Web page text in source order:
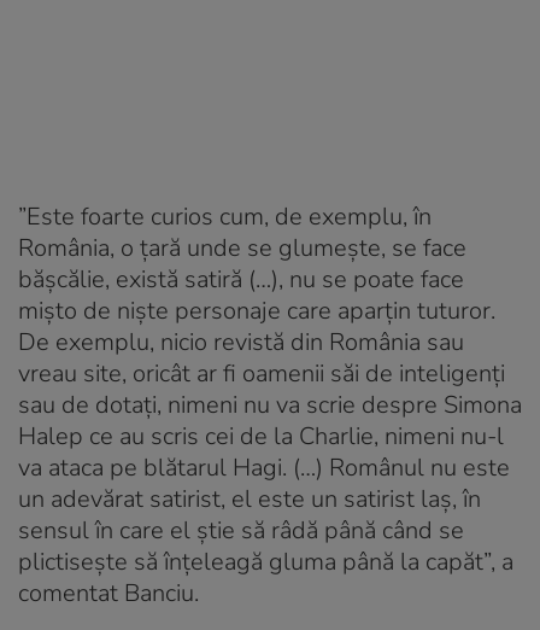
”Este foarte curios cum, de exemplu, în
România, o țară unde se glumește, se face
bășcălie, există satiră (…), nu se poate face
mișto de niște personaje care aparțin tuturor.
De exemplu, nicio revistă din România sau
vreau site, oricât ar fi oamenii săi de inteligenți
sau de dotați, nimeni nu va scrie despre Simona
Halep ce au scris cei de la Charlie, nimeni nu-l
va ataca pe blătarul Hagi. (…) Românul nu este
un adevărat satirist, el este un satirist laș, în
sensul în care el știe să râdă până când se
plictisește să înțeleagă gluma până la capăt”, a
comentat Banciu.